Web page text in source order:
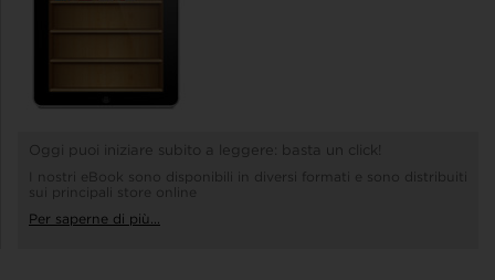
Oggi puoi iniziare subito a leggere: basta un click!
I nostri eBook sono disponibili in diversi formati e sono distribuiti
sui principali store online
Per saperne di più...